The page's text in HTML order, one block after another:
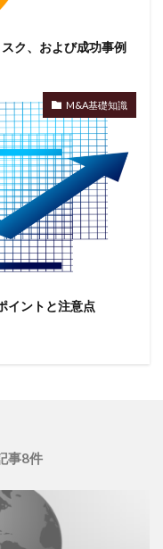
ク、および成功事例
M&A基礎知識
イントと注意点
事8件